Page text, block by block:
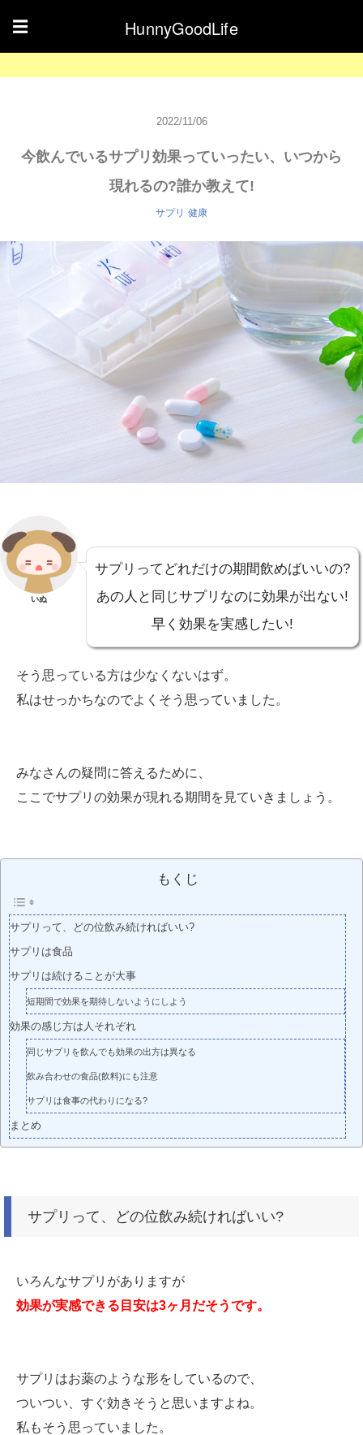
☰ HunnyGoodLife
2022/11/06
今飲んでいるサプリ効果っていったい、いつから
現れるの?誰か教えて!
サプリ 健康
いぬ
サプリってどれだけの期間飲めばいいの?
あの人と同じサプリなのに効果が出ない!
早く効果を実感したい!
そう思っている方は少なくないはず。
私はせっかちなのでよくそう思っていました。
みなさんの疑問に答えるために、
ここでサプリの効果が現れる期間を見ていきましょう。
もくじ
サプリって、どの位飲み続ければいい?
サプリは食品
サプリは続けることが大事
短期間で効果を期待しないようにしよう
効果の感じ方は人それぞれ
同じサプリを飲んでも効果の出方は異なる
飲み合わせの食品(飲料)にも注意
サプリは食事の代わりになる?
まとめ
サプリって、どの位飲み続ければいい?
いろんなサプリがありますが
効果が実感できる目安は3ヶ月だそうです。
サプリはお薬のような形をしているので、
ついつい、すぐ効きそうと思いますよね。
私もそう思っていました。